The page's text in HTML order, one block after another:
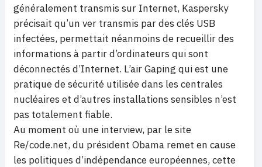
généralement transmis sur Internet, Kaspersky
précisait qu’un ver transmis par des clés USB
infectées, permettait néanmoins de recueillir des
informations à partir d’ordinateurs qui sont
déconnectés d’Internet. L’air Gaping qui est une
pratique de sécurité utilisée dans les centrales
nucléaires et d’autres installations sensibles n’est
pas totalement fiable.
Au moment où une interview, par le site
Re/code.net, du président Obama remet en cause
les politiques d’indépendance européennes, cette